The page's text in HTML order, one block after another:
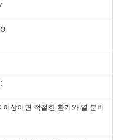
이상이면 적절한 환기와 열 분비